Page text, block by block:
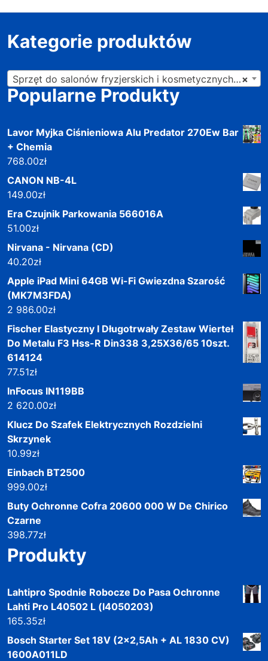
Kategorie produktów
×
Sprzęt do salonów fryzjerskich i kosmetycznych (201)
Popularne Produkty
Lavor Myjka Ciśnieniowa Alu Predator 270Ew Bar
+ Chemia
768.00zł
CANON NB-4L
149.00zł
Era Czujnik Parkowania 566016A
51.00zł
Nirvana - Nirvana (CD)
40.20zł
Apple iPad Mini 64GB Wi-Fi Gwiezdna Szarość
(MK7M3FDA)
2 986.00zł
Fischer Elastyczny I Długotrwały Zestaw Wierteł
Do Metalu F3 Hss-R Din338 3,25X36/65 10szt.
614124
77.51zł
InFocus IN119BB
2 620.00zł
Klucz Do Szafek Elektrycznych Rozdzielni
Skrzynek
10.99zł
Einbach BT2500
999.00zł
Buty Ochronne Cofra 20600 000 W De Chirico
Czarne
398.77zł
Produkty
Lahtipro Spodnie Robocze Do Pasa Ochronne
Lahti Pro L40502 L (l4050203)
165.35zł
Bosch Starter Set 18V (2x2,5Ah + AL 1830 CV)
1600A011LD